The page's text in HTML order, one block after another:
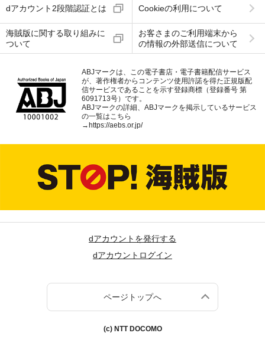
dアカウント2段階認証とは Cookieの利用について
海賊版に関する取り組みに
ついて
お客さまのご利用端末から
の情報の外部送信について
ABJマークは、この電子書店・電子書籍配信サービス
が、著作権者からコンテンツ使用許諾を得た正規版配
信サービスであることを示す登録商標（登録番号 第
6091713号）です。
ABJマークの詳細、ABJマークを掲示しているサービス
の一覧はこちら
→ https://aebs.or.jp/
dアカウントを発行する
dアカウントログイン
ページトップへ
(c) NTT DOCOMO